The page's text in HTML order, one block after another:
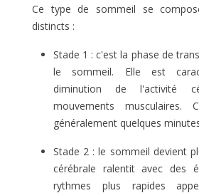
Ce type de sommeil se
distincts :
Stade 1 : c'est la phase de
le sommeil. Elle est
diminution de l'activité
mouvements musculaires.
généralement quelques
Stade 2 : le sommeil devient
cérébrale ralentit avec des
rythmes plus rapides